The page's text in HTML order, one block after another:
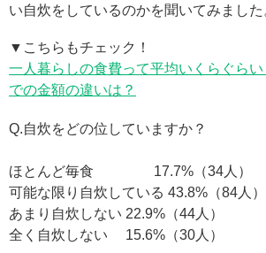
い自炊をしているのかを聞いてみました
▼こちらもチェック！
一人暮らしの食費って平均いくらぐら
での金額の違いは？
Q.自炊をどの位していますか？
ほとんど毎食 17.7%（34人）
可能な限り自炊している 43.8%（84人）
あまり自炊しない 22.9%（44人）
全く自炊しない 15.6%（30人）